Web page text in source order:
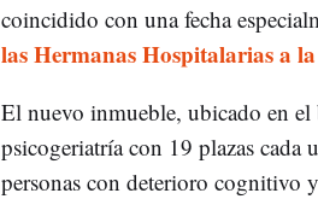
coincidido con una fecha
las Hermanas Hospitalarias a
El nuevo inmueble, ubicado en
psicogeriatría con 19 plazas cada
personas con deterioro cognitivo